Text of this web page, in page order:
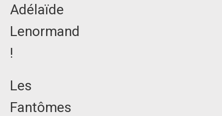
Adélaïde
Lenormand
!
Les
Fantômes